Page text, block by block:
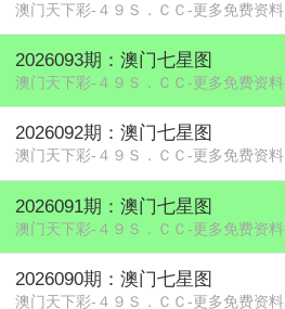
澳门天下彩-４９Ｓ．ＣＣ-更多免费资料
2026093期：澳门七星图
澳门天下彩-４９Ｓ．ＣＣ-更多免费资料
2026092期：澳门七星图
澳门天下彩-４９Ｓ．ＣＣ-更多免费资料
2026091期：澳门七星图
澳门天下彩-４９Ｓ．ＣＣ-更多免费资料
2026090期：澳门七星图
澳门天下彩-４９Ｓ．ＣＣ-更多免费资料